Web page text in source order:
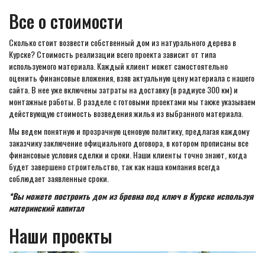
Все о стоимости
Сколько стоит возвести собственный дом из натурального дерева в
Курске? Стоимость реализации всего проекта зависит от типа
используемого материала. Каждый клиент может самостоятельно
оценить финансовые вложения, взяв актуальную цену материала с нашего
сайта. В нее уже включены затраты на доставку (в радиусе 300 км) и
монтажные работы. В разделе с готовыми проектами мы также указываем
действующую стоимость возведения жилья из выбранного материала.
Мы ведем понятную и прозрачную ценовую политику, предлагая каждому
заказчику заключение официального договора, в котором прописаны все
финансовые условия сделки и сроки. Наши клиенты точно знают, когда
будет завершено строительство, так как наша компания всегда
соблюдает заявленные сроки.
*Вы можете построить дом из бревна под ключ в Курске используя
материнский капитал
Наши проекты